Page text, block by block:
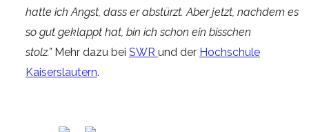
hatte ich Angst, dass er abstürzt. Aber jetzt, nachdem es
so gut geklappt hat, bin ich schon ein bisschen
stolz.”Mehr dazu bei SWR und der Hochschule
Kaiserslautern.